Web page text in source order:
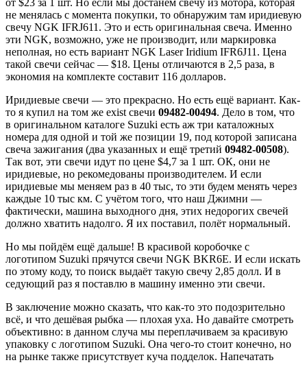
не менялась с момента покупки, то обнаружим там иридиевую
свечу NGK IFRJ611. Это и есть оригинальная свеча. Именно
эти NGK, возможно, уже не производит, или маркировка
неполная, но есть вариант NGK Laser Iridium IFR6J11. Цена
такой свечи сейчас — $18. Цены отличаются в 2,5 раза, в
экономия на комплекте составит 116 долларов.
Иридиевые свечи — это прекрасно. Но есть ещё вариант. Как-
то я купил на том же exist свечи 09482-00494. Дело в том, что
в оригинальном каталоге Suzuki есть аж три каталожных
номера для одной и той же позиции 19, под которой записана
свеча зажигания (два указанных и ещё третий 09482-00508).
Так вот, эти свечи идут по цене $4,7 за 1 шт. ОК, они не
иридиевые, но рекомедованы производителем. И если
иридиевые мы меняем раз в 40 тыс, то эти будем менять через
каждые 10 тыс км. С учётом того, что наш Джимни —
фактически, машина выходного дня, этих недорогих свечей
должно хватить надолго. Я их поставил, полёт нормальный.
Но мы пойдём ещё дальше! В красивой коробочке с
логотипом Suzuki прячутся свечи NGK BKR6E. И если искать
по этому коду, то поиск выдаёт такую свечу 2,85 долл. И в
седующий раз я поставлю в машину именно эти свечи.
В заключение можно сказать, что как-то это подозрительно
всё, и что дешёвая рыбка — плохая уха. Но давайте смотреть
объективно: в данном случа мы переплачиваем за красивую
упаковку с логотипом Suzuki. Она чего-то стоит конечно, но
на рынке также присутствует куча подделок. Напечатать